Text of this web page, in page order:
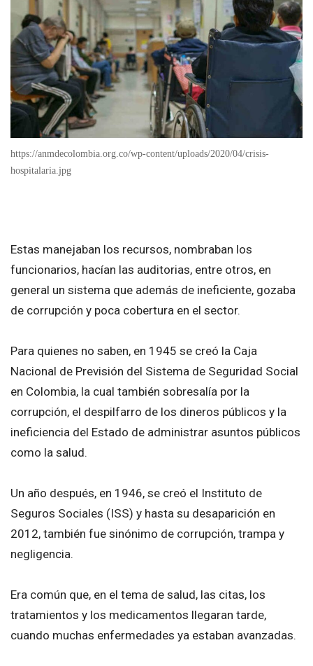
https://anmdecolombia.org.co/wp-content/uploads/2020/04/crisis-
hospitalaria.jpg
Estas manejaban los recursos, nombraban los
funcionarios, hacían las auditorias, entre otros, en
general un sistema que además de ineficiente, gozaba
de corrupción y poca cobertura en el sector.
Para quienes no saben, en 1945 se creó la Caja
Nacional de Previsión del Sistema de Seguridad Social
en Colombia, la cual también sobresalía por la
corrupción, el despilfarro de los dineros públicos y la
ineficiencia del Estado de administrar asuntos públicos
como la salud.
Un año después, en 1946, se creó el Instituto de
Seguros Sociales (ISS) y hasta su desaparición en
2012, también fue sinónimo de corrupción, trampa y
negligencia.
Era común que, en el tema de salud, las citas, los
tratamientos y los medicamentos llegaran tarde,
cuando muchas enfermedades ya estaban avanzadas.